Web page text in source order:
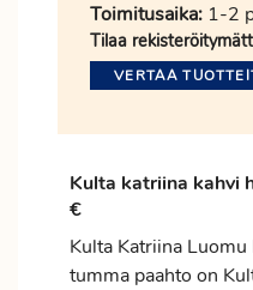
Toimitusaika: 1-2
Tilaa
VERTAA
Kulta katriina kahvi
€
Kulta Katriina
tumma paahto on